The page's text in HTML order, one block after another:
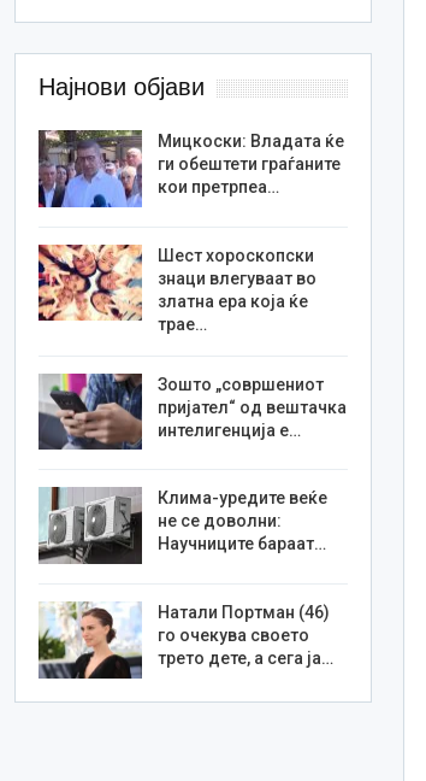
Најнови објави
Мицкоски: Владата ќе
ги обештети граѓаните
кои претрпеа…
Шест хороскопски
знаци влегуваат во
златна ера која ќе
трае…
Зошто „совршениот
пријател“ од вештачка
интелигенција е…
Клима-уредите веќе
не се доволни:
Научниците бараат…
Натали Портман (46)
го очекува своето
трето дете, а сега ја…